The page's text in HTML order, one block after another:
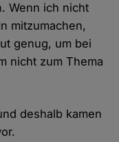
Wenn ich nicht
mitzumachen,
genug, um bei
nicht zum Thema
deshalb kamen